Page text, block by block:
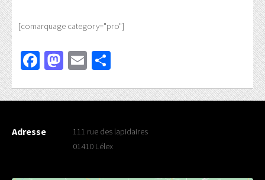
[comarquage category="pro"]
Facebook
Mastodon
Email
Adresse
111 rue des lapidaires
01410 Lélex